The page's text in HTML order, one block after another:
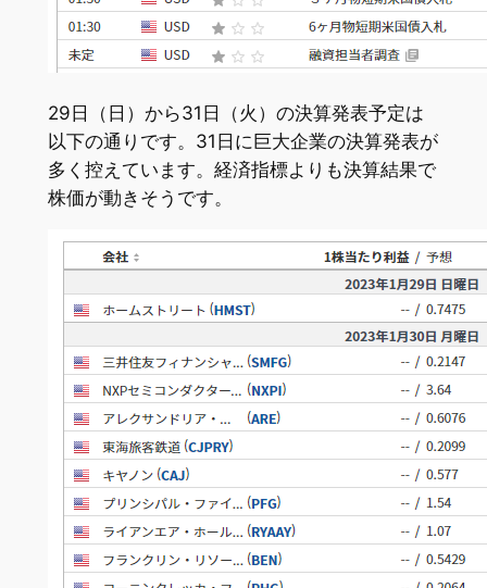
29日（日）から31日（火）の決算発表予定は
以下の通りです。31日に巨大企業の決算発表が
多く控えています。経済指標よりも決算結果で
株価が動きそうです。